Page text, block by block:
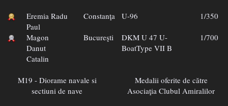
Eremia Radu
Paul
Constanţa U-96 1/350
Magon
Danut
Catalin
Bucureşti
DKM U 47 U-
BoatType VII B
1/700
M19 - Diorame navale si
sectiuni de nave
Medalii oferite de către
Asociaţia Clubul Amiralilor